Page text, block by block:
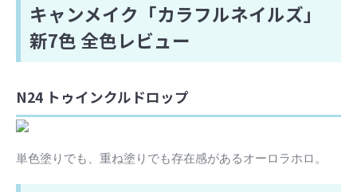
キャンメイク「カラフルネイルズ」
新7色 全色レビュー
N24 トゥインクルドロップ
単色塗りでも、重ね塗りでも存在感があるオーロラホロ。